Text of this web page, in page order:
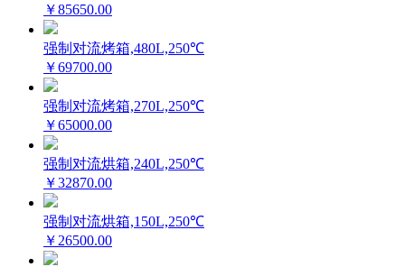
￥85650.00
强制对流烤箱,480L,250℃
￥69700.00
强制对流烤箱,270L,250℃
￥65000.00
强制对流烘箱,240L,250℃
￥32870.00
强制对流烘箱,150L,250℃
￥26500.00